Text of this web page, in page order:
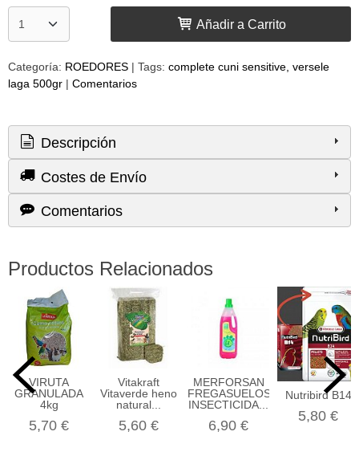
Añadir a Carrito
Categoría: ROEDORES | Tags: complete cuni sensitive, versele
laga 500gr | Comentarios
Descripción
Costes de Envío
Comentarios
Productos Relacionados
VIRUTA
GRANULADA
4kg
5,70 €
Vitakraft
Vitaverde heno
natural...
5,60 €
MERFORSAN
FREGASUELOS
INSECTICIDA...
6,90 €
Nutribird B14
5,80 €